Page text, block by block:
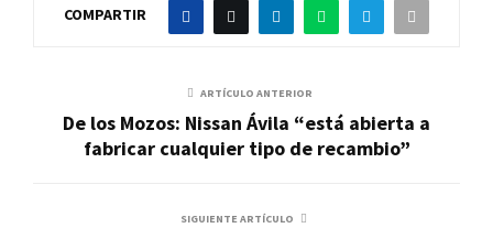
COMPARTIR
ARTÍCULO ANTERIOR
De los Mozos: Nissan Ávila “está abierta a
fabricar cualquier tipo de recambio”
SIGUIENTE ARTÍCULO